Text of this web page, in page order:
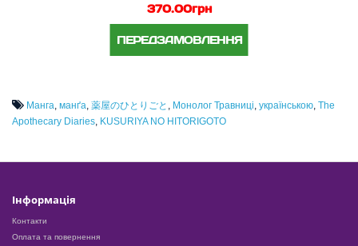
370.00грн
ПЕРЕДЗАМОВЛЕННЯ
Манга, манґа, 薬屋のひとりごと , Монолог Травниці, українською, The
Apothecary Diaries, KUSURIYA NO HITORIGOTO
Інформація
Контакти
Оплата та повернення